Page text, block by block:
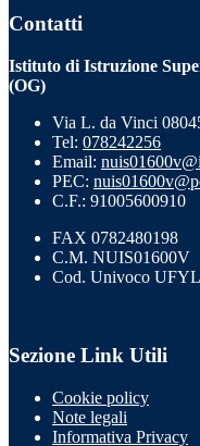
Contatti
Istituto di Istruzione
(OG)
Via L. da Vinci
Tel: 078242256
Email:
PEC:
C.F.: 91005600910
FAX 0782480198
C.M. NUIS01600V
Cod. Univoco
Sezione Link Utili
Cookie policy
Note legali
Informativa Privacy